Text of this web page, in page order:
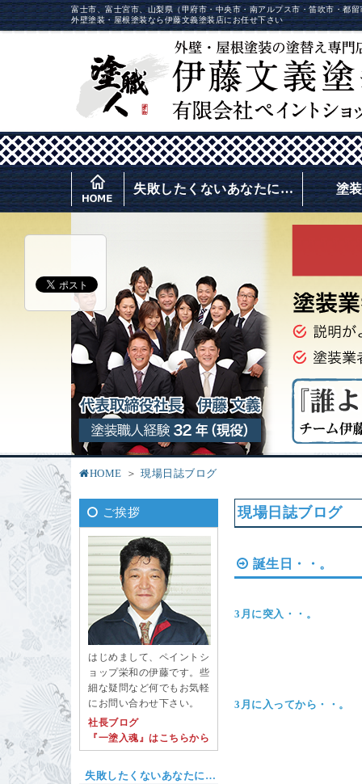
富士市、富士宮市、山梨県（甲府市・中央市・南アルプス市・笛吹市・都
外壁塗装・屋根塗装なら伊藤文義塗装店にお任せ下さい
失敗したくないあなたに… 塗
HOME 現場日誌ブログ
ご挨拶
はじめまして、ペイントシ
ョップ栄和の伊藤です。些
細な疑問など何でもお気軽
にお問い合わせ下さい。
社長ブログ
『一塗入魂』はこちらから
失敗したくないあなたに…
現場日誌ブログ
誕生日・・。
3月に突入・・。
3月に入ってから・・。